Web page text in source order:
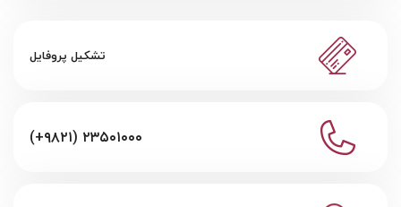
تشکیل پروفایل
(+۹۸۲۱) ۲۳۵۰۱۰۰۰